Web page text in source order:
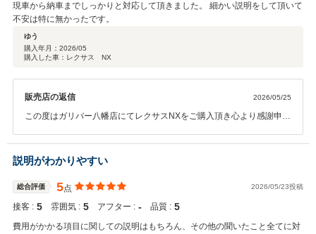
現車から納車までしっかりと対応して頂きました。 細かい説明をして頂いて
不安は特に無かったです。
ゆう
購入年月： 2026/05
購入した車：レクサス NX
販売店の返信 2026/05/25
この度はガリバー八幡店にてレクサスNXをご購入頂き心より感謝申し
ら当店へ大切な愛車をお任せ頂き私共も大変光栄に思います。 ご納車
後はおクルマのメンテナンス等でお困りの際は気兼ねなくご相談くだ
さい。 今後とも末永いお付き合いを何卒宜しくお願い申し上げます。
説明がわかりやすい
総合評価 5点 2026/05/23投稿
接客 : 5 雰囲気 : 5 アフター : ‐ 品質 : 5
費用がかかる項目に関しての説明はもちろん、その他の聞いたこと全てに対